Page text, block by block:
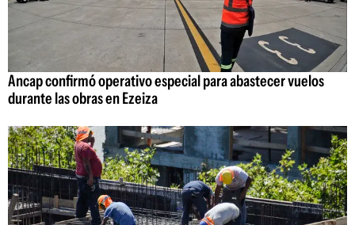
Ancap confirmó operativo especial para abastecer vuelos
durante las obras en Ezeiza